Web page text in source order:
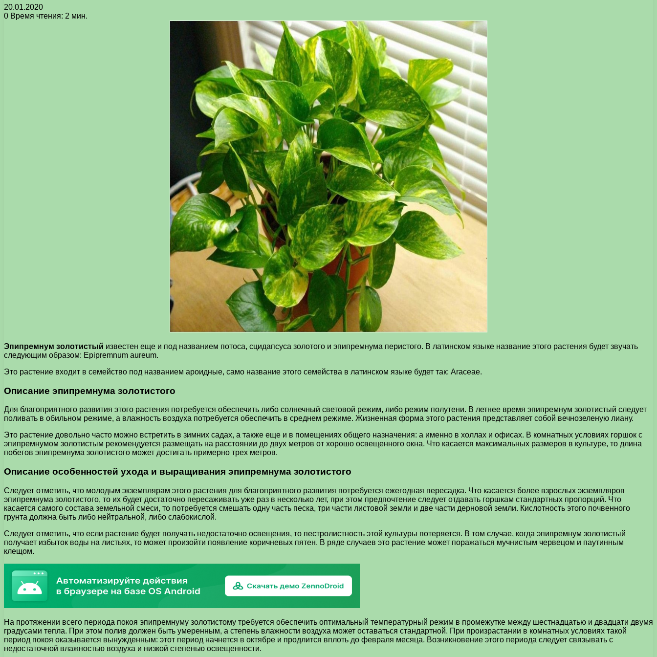
20.01.2020
0 Время чтения: 2 мин.
Эпипремнум золотистый известен еще и под названием потоса, сцидапсуса золотого и эпипремнума перистого. В латинском языке название этого растения будет звучать
следующим образом: Epipremnum aureum.
Это растение входит в семейство под названием ароидные, само название этого семейства в латинском языке будет так: Araceae.
Описание эпипремнума золотистого
Для благоприятного развития этого растения потребуется обеспечить либо солнечный световой режим, либо режим полутени. В летнее время эпипремнум золотистый следует
поливать в обильном режиме, а влажность воздуха потребуется обеспечить в среднем режиме. Жизненная форма этого растения представляет собой вечнозеленую лиану.
Это растение довольно часто можно встретить в зимних садах, а также еще и в помещениях общего назначения: а именно в холлах и офисах. В комнатных условиях горшок с
эпипремнумом золотистым рекомендуется размещать на расстоянии до двух метров от хорошо освещенного окна. Что касается максимальных размеров в культуре, то длина
побегов эпипремнума золотистого может достигать примерно трех метров.
Описание особенностей ухода и выращивания эпипремнума золотистого
Следует отметить, что молодым экземплярам этого растения для благоприятного развития потребуется ежегодная пересадка. Что касается более взрослых экземпляров
эпипремнума золотистого, то их будет достаточно пересаживать уже раз в несколько лет, при этом предпочтение следует отдавать горшкам стандартных пропорций. Что
касается самого состава земельной смеси, то потребуется смешать одну часть песка, три части листовой земли и две части дерновой земли. Кислотность этого почвенного
грунта должна быть либо нейтральной, либо слабокислой.
Следует отметить, что если растение будет получать недостаточно освещения, то пестролистность этой культуры потеряется. В том случае, когда эпипремнум золотистый
получает избыток воды на листьях, то может произойти появление коричневых пятен. В ряде случаев это растение может поражаться мучнистым червецом и паутинным
клещом.
На протяжении всего периода покоя эпипремнуму золотистому требуется обеспечить оптимальный температурный режим в промежутке между шестнадцатью и двадцати двумя
градусами тепла. При этом полив должен быть умеренным, а степень влажности воздуха может оставаться стандартной. При произрастании в комнатных условиях такой
период покоя оказывается вынужденным: этот период начнется в октябре и продлится вплоть до февраля месяца. Возникновение этого периода следует связывать с
недостаточной влажностью воздуха и низкой степенью освещенности.